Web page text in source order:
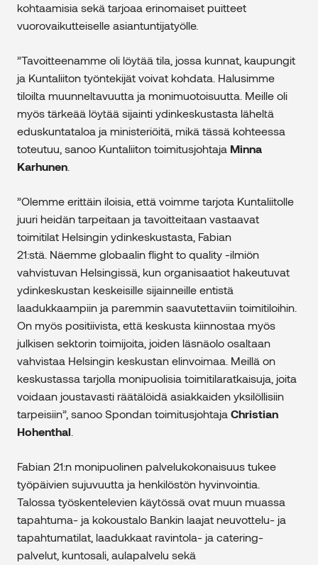
kohtaamisia sekä tarjoaa erinomaiset puitteet
vuorovaikutteiselle asiantuntijatyölle.
”Tavoitteenamme oli löytää tila, jossa kunnat, kaupungit
ja Kuntaliiton työntekijät voivat kohdata. Halusimme
tiloilta muunneltavuutta ja monimuotoisuutta. Meille oli
myös tärkeää löytää sijainti ydinkeskustasta läheltä
eduskuntataloa ja ministeriöitä, mikä tässä kohteessa
toteutuu, sanoo Kuntaliiton toimitusjohtaja Minna
Karhunen
”Olemme erittäin iloisia, että voimme tarjota Kuntaliitolle
juuri heidän tarpeitaan ja tavoitteitaan vastaavat
toimitilat Helsingin ydinkeskustasta, Fabian
21:stä. Näemme globaalin flight to quality -ilmiön
vahvistuvan Helsingissä, kun organisaatiot hakeutuvat
ydinkeskustan keskeisille sijainneille entistä
laadukkaampiin ja paremmin saavutettaviin toimitiloihin.
On myös positiivista, että keskusta kiinnostaa myös
julkisen sektorin toimijoita, joiden läsnäolo osaltaan
vahvistaa Helsingin keskustan elinvoimaa. Meillä on
keskustassa tarjolla monipuolisia toimitilaratkaisuja, joita
voidaan joustavasti räätälöidä asiakkaiden yksilöllisiin
tarpeisiin”, sanoo Spondan toimitusjohtaja Christian
Hohenthal
Fabian 21:n monipuolinen palvelukokonaisuus tukee
työpäivien sujuvuutta ja henkilöstön hyvinvointia.
Talossa työskentelevien käytössä ovat muun muassa
tapahtuma- ja kokoustalo Bankin laajat neuvottelu- ja
tapahtumatilat, laadukkaat ravintola- ja catering-
palvelut, kuntosali, aulapalvelu sekä